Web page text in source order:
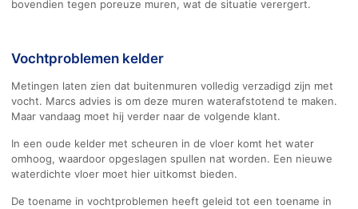
bovendien tegen poreuze muren, wat de situatie verergert.
Vochtproblemen kelder
Metingen laten zien dat buitenmuren volledig verzadigd zijn met
vocht. Marcs advies is om deze muren waterafstotend te maken.
Maar vandaag moet hij verder naar de volgende klant.
In een oude kelder met scheuren in de vloer komt het water
omhoog, waardoor opgeslagen spullen nat worden. Een nieuwe
waterdichte vloer moet hier uitkomst bieden.
De toename in vochtproblemen heeft geleid tot een toename in